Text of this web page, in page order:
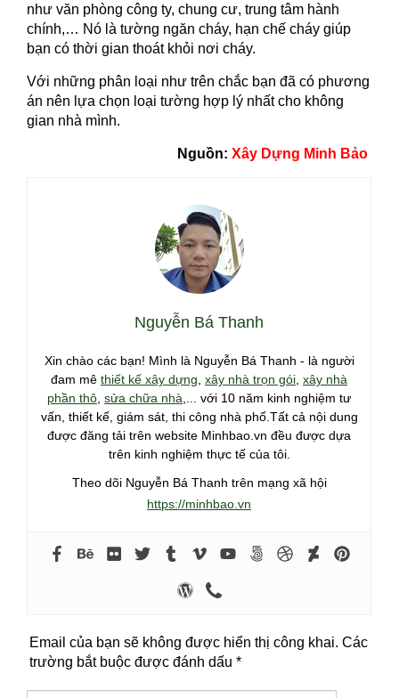
như văn phòng công ty, chung cư, trung tâm hành
chính,… Nó là tường ngăn cháy, hạn chế cháy giúp
bạn có thời gian thoát khỏi nơi cháy.
Với những phân loại như trên chắc bạn đã có phương
án nên lựa chọn loại tường hợp lý nhất cho không
gian nhà mình.
Nguồn: Xây Dựng Minh Bảo
Nguyễn Bá Thanh
Xin chào các bạn! Mình là Nguyễn Bá Thanh - là người
đam mê thiết kế xây dựng xây nhà trọn gói xây nhà
phần thô sửa chữa nhà ,... với 10 năm kinh nghiệm tư
vấn, thiết kế, giám sát, thi công nhà phố.Tất cả nội dung
được đăng tải trên website Minhbao.vn đều được dựa
trên kinh nghiệm thực tế của tôi.
Theo dõi Nguyễn Bá Thanh trên mạng xã hội
https://minhbao.vn
Email của bạn sẽ không được hiển thị công khai. Các
trường bắt buộc được đánh dấu *